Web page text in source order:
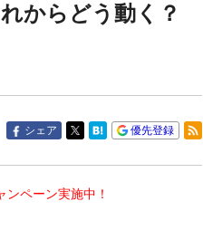
からどう動く？
シェア 優先登録
ペーン実施中！